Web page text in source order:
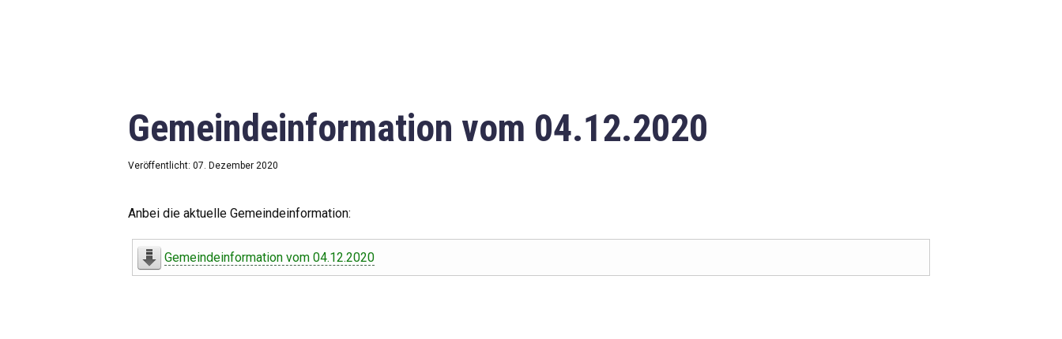
Gemeindeinformation vom 04.12.2020
Veröffentlicht: 07. Dezember 2020
Anbei die aktuelle Gemeindeinformation:
Gemeindeinformation vom 04.12.2020